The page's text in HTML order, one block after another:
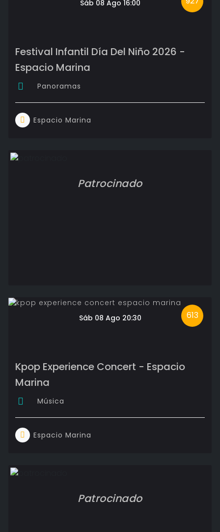
Sáb 08 Ago 16:00
Festival Infantil Día Del Niño 2026 -
Espacio Marina
Panoramas
Espacio Marina
Patrocinado
613
Sáb 08 Ago 20:30
Kpop Experience Concert - Espacio
Marina
Música
Espacio Marina
Patrocinado